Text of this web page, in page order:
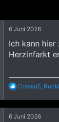
n
e
:
6 Juni 2026
Ich kann
Herzinfarkt
R
a
k
t
CrassuS,
6 Juni 2026